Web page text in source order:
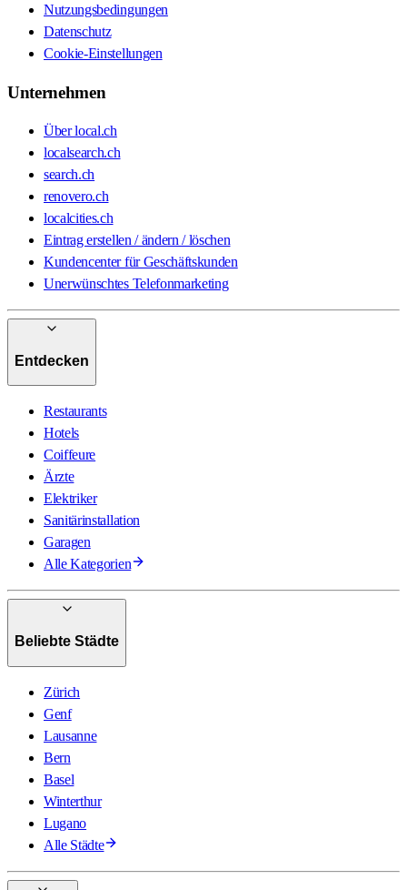
Nutzungsbedingungen
Datenschutz
Cookie-Einstellungen
Unternehmen
Über local.ch
localsearch.ch
search.ch
renovero.ch
localcities.ch
Eintrag erstellen / ändern / löschen
Kundencenter für Geschäftskunden
Unerwünschtes Telefonmarketing
Entdecken
Restaurants
Hotels
Coiffeure
Ärzte
Elektriker
Sanitärinstallation
Garagen
Alle Kategorien
Beliebte Städte
Zürich
Genf
Lausanne
Bern
Basel
Winterthur
Lugano
Alle Städte